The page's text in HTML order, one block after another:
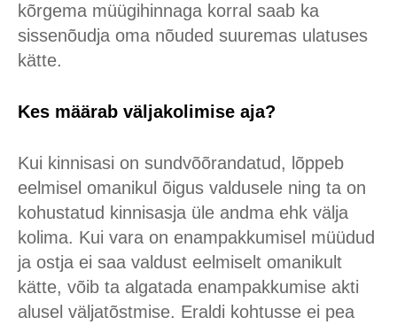
kõrgema müügihinnaga korral saab ka
sissenõudja oma nõuded suuremas ulatuses
kätte.
Kes määrab väljakolimise aja?
Kui kinnisasi on sundvõõrandatud, lõppeb
eelmisel omanikul õigus valdusele ning ta on
kohustatud kinnisasja üle andma ehk välja
kolima. Kui vara on enampakkumisel müüdud
ja ostja ei saa valdust eelmiselt omanikult
kätte, võib ta algatada enampakkumise akti
alusel väljatõstmise. Eraldi kohtusse ei pea